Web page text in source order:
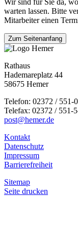
Wir sind für Sie da,
warten lassen. Bitte
Mitarbeiter einen
Zum Seitenanfang
Rathaus
Hademareplatz 44
58675 Hemer
Telefon: 02372 / 551-0
Telefax: 02372 / 551-
post@hemer.de
Kontakt
Datenschutz
Impressum
Barrierefreiheit
Sitemap
Seite drucken